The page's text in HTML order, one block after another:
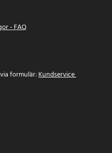
- FAQ
formulär:Kundservice